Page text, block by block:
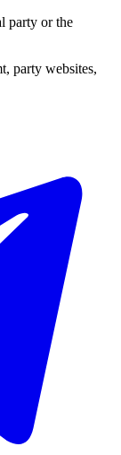
party or the
party websites,